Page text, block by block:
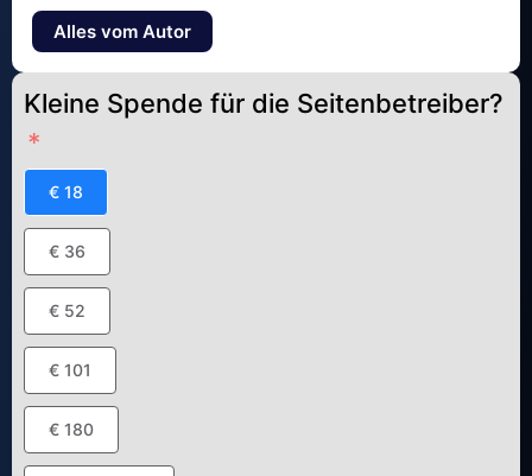
Alles vom Autor
Kleine Spende für die Seitenbetreiber?
€ 18
€ 36
€ 52
€ 101
€ 180